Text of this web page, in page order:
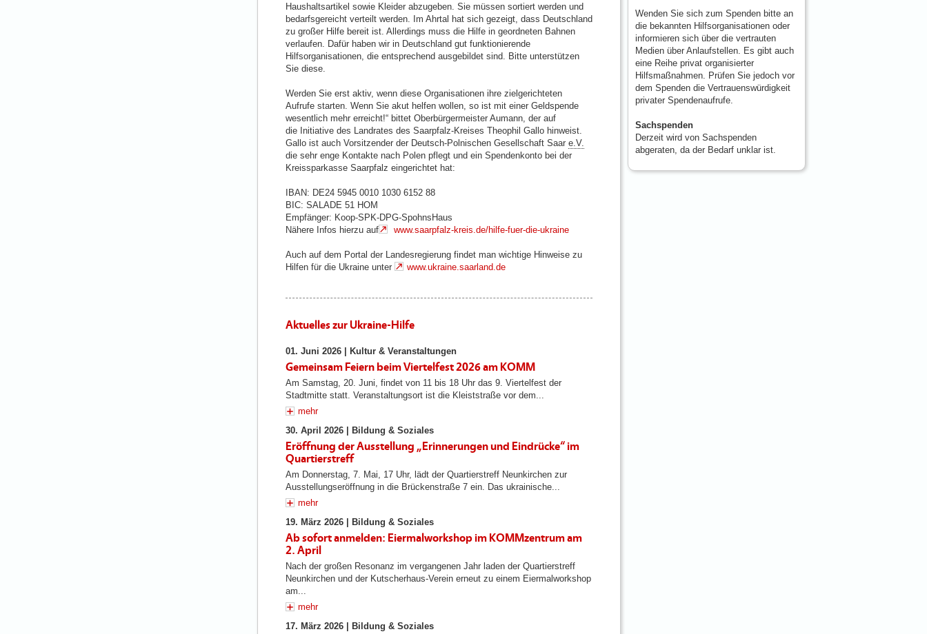
Haushaltsartikel sowie Kleider abzugeben. Sie müssen sortiert werden und
bedarfsgereicht verteilt werden. Im Ahrtal hat sich gezeigt, dass Deutschland
zu großer Hilfe bereit ist. Allerdings muss die Hilfe in geordneten Bahnen
verlaufen. Dafür haben wir in Deutschland gut funktionierende
Hilfsorganisationen, die entsprechend ausgebildet sind. Bitte unterstützen
Sie diese.
Werden Sie erst aktiv, wenn diese Organisationen ihre zielgerichteten
Aufrufe starten. Wenn Sie akut helfen wollen, so ist mit einer Geldspende
wesentlich mehr erreicht!“ bittet Oberbürgermeister Aumann, der auf
die Initiative des Landrates des Saarpfalz-Kreises Theophil Gallo hinweist.
Gallo ist auch Vorsitzender der Deutsch-Polnischen Gesellschaft Saar e.V.
die sehr enge Kontakte nach Polen pflegt und ein Spendenkonto bei der
Kreissparkasse Saarpfalz eingerichtet hat:
IBAN: DE24 5945 0010 1030 6152 88
BIC: SALADE 51 HOM
Empfänger: Koop-SPK-DPG-SpohnsHaus
Nähere Infos hierzu auf
www.saarpfalz-kreis.de/hilfe-fuer-die-ukraine
Auch auf dem Portal der Landesregierung findet man wichtige Hinweise zu
Hilfen für die Ukraine unter
www.ukraine.saarland.de
Aktuelles zur Ukraine-Hilfe
01. Juni 2026 | Kultur & Veranstaltungen
Gemeinsam Feiern beim Viertelfest 2026 am KOMM
Am Samstag, 20. Juni, findet von 11 bis 18 Uhr das 9. Viertelfest der
Stadtmitte statt. Veranstaltungsort ist die Kleiststraße vor dem...
mehr
30. April 2026 |
Bildung & Soziales
Eröffnung der Ausstellung „Erinnerungen und Eindrücke“ im
Quartierstreff
Am Donnerstag, 7. Mai, 17 Uhr, lädt der Quartierstreff Neunkirchen zur
Ausstellungseröffnung in die Brückenstraße 7 ein. Das ukrainische...
mehr
19. März 2026 |
Bildung & Soziales
Ab sofort anmelden: Eiermalworkshop im KOMMzentrum am
2. April
Nach der großen Resonanz im vergangenen Jahr laden der Quartierstreff
Neunkirchen und der Kutscherhaus-Verein erneut zu einem Eiermalworkshop
am...
mehr
17. März 2026 |
Bildung & Soziales
Wenden Sie sich zum Spenden bitte an
die bekannten Hilfsorganisationen oder
informieren sich über die vertrauten
Medien über Anlaufstellen. Es gibt auch
eine Reihe privat organisierter
Hilfsmaßnahmen. Prüfen Sie jedoch vor
dem Spenden die Vertrauenswürdigkeit
privater Spendenaufrufe.
Sachspenden
Derzeit wird von Sachspenden
abgeraten, da der Bedarf unklar ist.